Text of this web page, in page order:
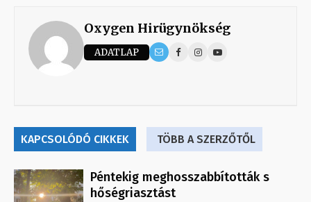
Oxygen Hirügynökség
ADATLAP
KAPCSOLÓDÓ CIKKEK TÖBB A SZERZŐTŐL
Péntekig meghosszabbították s
hőségriasztást